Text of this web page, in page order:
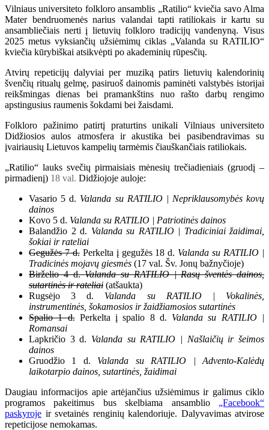
Vilniaus universiteto folkloro ansamblis „Ratilio“ kviečia savo Alma
Mater bendruomenės narius valandai tapti ratiliokais ir kartu su
ansambliečiais nerti į lietuvių folkloro tradicijų vandenyną. Visus
2025 metus vyksiančių užsiėmimų ciklas „Valanda su RATILIO“
kviečia kūrybiškai atsikvėpti po akademinių rūpesčių.
Atvirų repeticijų dalyviai per muziką patirs lietuvių kalendorinių
švenčių ritualų gelmę, pasiruoš dainomis paminėti valstybės istorijai
reikšmingas dienas bei pramankštins nuo rašto darbų rengimo
apstingusius raumenis šokdami bei žaisdami.
Folkloro pažinimo patirtį praturtins unikali Vilniaus universiteto
Didžiosios aulos atmosfera ir akustika bei pasibendravimas su
įvairiausių Lietuvos kampelių tarmėmis čiauškančiais ratiliokais.
„Ratilio“ lauks svečių pirmaisiais mėnesių trečiadieniais (gruodį –
pirmadienį) 18 val. Didžiojoje auloje:
Vasario 5 d. Valanda su RATILIO | Nepriklausomybės kovų
dainos
Kovo 5 d. Valanda su RATILIO | Patriotinės dainos
Balandžio 2 d. Valanda su RATILIO | Tradiciniai žaidimai,
šokiai ir rateliai
Gegužės 7 d.Perkelta į gegužės 18 d. Valanda su RATILIO |
Tradicinės mojavų giesmės (17 val. Šv. Jonų bažnyčioje)
Birželio 4 d.Valanda su RATILIO | Rasų šventės dainos,
sutartinės ir rateliai (atšaukta)
Rugsėjo 3 d. Valanda su RATILIO | Vokalinės,
instrumentinės, šokamosios ir žaidžiamosios sutartinės
Spalio 1 d.Perkelta į spalio 8 d. Valanda su RATILIO |
Romansai
Lapkričio 3 d. Valanda su RATILIO | Našlaičių ir šeimos
dainos
Gruodžio 1 d. Valanda su RATILIO | Advento-Kalėdų
laikotarpio dainos, sutartinės, žaidimai
Daugiau informacijos apie artėjančius užsiėmimus ir galimus ciklo
programos pakeitimus bus skelbiama ansamblio „Facebook“
paskyroje ir svetainės renginių kalendoriuje. Dalyvavimas atvirose
repeticijose nemokamas.